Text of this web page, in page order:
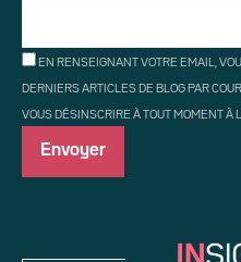
EN RENSEIGNANT VOTRE EMAIL,
DERNIERS ARTICLES DE BLOG PAR
VOUS DÉSINSCRIRE À TOUT MOMENT À